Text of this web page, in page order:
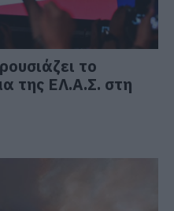
το
της ΕΛ.Α.Σ. στη